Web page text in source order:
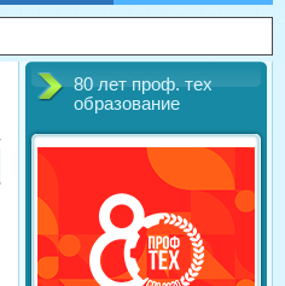
80 лет проф. тех
образование